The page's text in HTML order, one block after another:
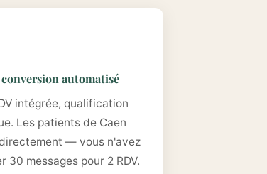
automatisé
intégrée, qualification
Les patients de Caen
— vous n'avez
30 messages pour 2 RDV.